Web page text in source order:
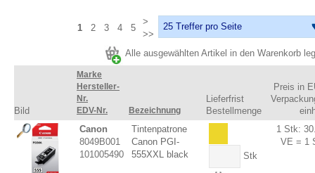
1 2 3 4 5
>
>>
Alle ausgewählten Artikel in den Warenkorb
Bild
Marke
Hersteller-
Nr.
EDV-Nr.
Bezeichnung
Lieferfrist
Bestellmenge
Preis in
Canon
8049B001
101005490
Tintenpatrone
Canon PGI-
555XXL black
Stk
1 Stk:
VE = 1